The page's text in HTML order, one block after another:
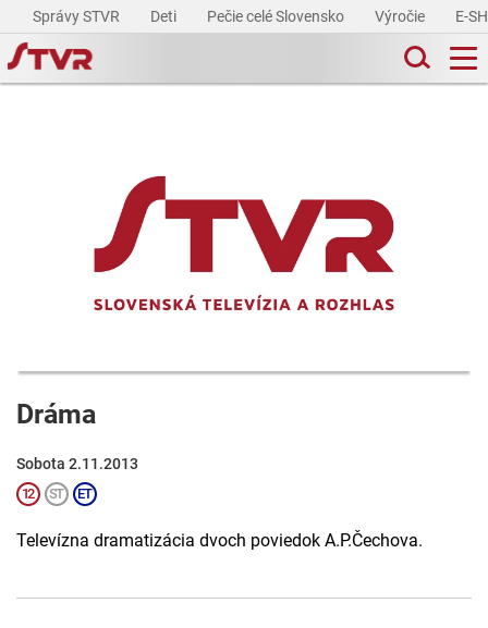
Správy STVR Deti Pečie celé Slovensko Výročie E-
Dráma
Sobota 2.11.2013
Televízna dramatizácia dvoch poviedok A.P.Čechova.